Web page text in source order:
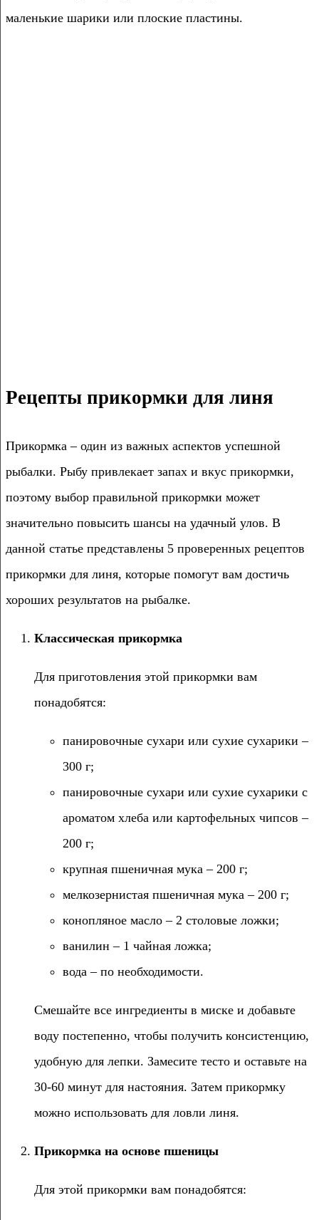
маленькие шарики или плоские пластины.
Рецепты прикормки для линя
Прикормка – один из важных аспектов успешной
рыбалки. Рыбу привлекает запах и вкус прикормки,
поэтому выбор правильной прикормки может
значительно повысить шансы на удачный улов. В
данной статье представлены 5 проверенных рецептов
прикормки для линя, которые помогут вам достичь
хороших результатов на рыбалке.
Классическая прикормка
Для приготовления этой прикормки вам
понадобятся:
панировочные сухари или сухие сухарики –
300 г;
панировочные сухари или сухие сухарики с
ароматом хлеба или картофельных чипсов –
200 г;
крупная пшеничная мука – 200 г;
мелкозернистая пшеничная мука – 200 г;
конопляное масло – 2 столовые ложки;
ванилин – 1 чайная ложка;
вода – по необходимости.
Смешайте все ингредиенты в миске и добавьте
воду постепенно, чтобы получить консистенцию,
удобную для лепки. Замесите тесто и оставьте на
30-60 минут для настояния. Затем прикормку
можно использовать для ловли линя.
Прикормка на основе пшеницы
Для этой прикормки вам понадобятся: